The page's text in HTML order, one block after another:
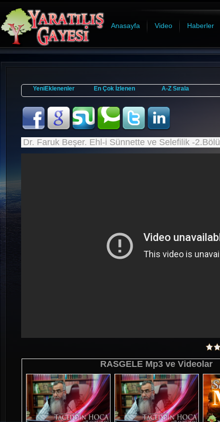
Anasayfa Video Haberler
YeniEklenenler En Çok İzlenen A-Z Sırala
Dr. Faruk Beşer. Ehl-i Sünnette ve Selefilik -
RASGELE Mp3 ve Videolar